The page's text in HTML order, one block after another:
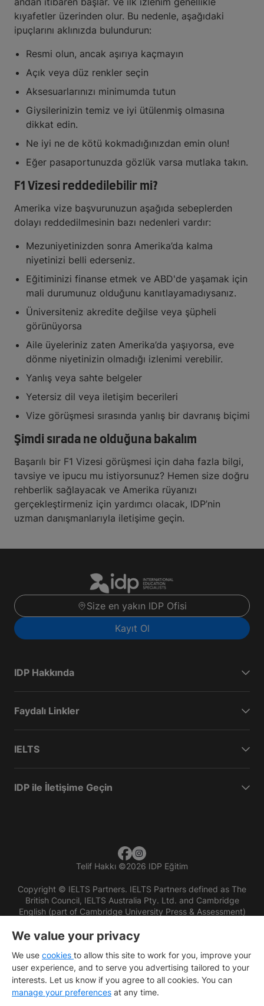
kıyafetler üzerinden olur. Bu nedenle, aşağıdaki
ipuçlarını aklınızda bulundurun:
Resmi olun, ancak aşırıya kaçmayın
Açık veya düz renkler seçin
Aksesuarlarınızı minimumda tutun
Giysilerinizin temiz ve iyi ütülenmiş olmasına
dikkat edin.
Ne iyi ne de kötü kokmadığınızdan emin olun!
Eğer pasaportunuzda gözlük varsa mutlaka takın.
F1 Vizesi reddedilebilir mi?
Amerika vize başvurunuzun aşağıda sebeplerden
dolayı reddedilmesinin bazı nedenleri vardır:
Mezuniyetinizden sonra Amerika’da kalma
niyetinizi belli ederseniz.
Eğitiminizi finanse etmek ve ABD'de yaşamak için
mali durumunuz olduğunu kanıtlayamadıysanız.
Üniversiteniz akredite değilse veya şüpheli
görünüyorsa
Aile üyeleriniz zaten Amerika’da yaşıyorsa, eve
dönme niyetinizin olmadığı izlenimi verebilir.
Yanlış veya sahte belgeler
Yetersiz dil veya iletişim becerileri
Vize görüşmesi sırasında yanlış bir davranış biçimi
Şimdi sırada ne olduğuna bakalım
Başarılı bir F1 Vizesi görüşmesi için daha fazla bilgi,
tavsiye ve ipucu mu istiyorsunuz? Hemen size doğru
rehberlik sağlayacak ve Amerika rüyanızı
gerçekleştirmeniz için yardımcı olacak, IDP’nin
uzman danışmanlarıyla iletişime geçin.
Size en yakın IDP Ofisi
Kayıt Ol
IDP Hakkında
Faydalı Linkler
IELTS
IDP ile İletişime Geçin
Telif Hakkı ©2026 IDP Eğitim
Copyright © IELTS Partners. IELTS Partners defined as The
British Council, IELTS Australia Pty. Ltd. and Cambridge
English (part of Cambridge University Press & Assessment)
Investors Terms of use Privacy policy
We value your privacy
We use cookies to allow this site to work for you, improve your
user experience, and to serve you advertising tailored to your
interests. Let us know if you agree to all cookies. You can
manage your preferences at any time.